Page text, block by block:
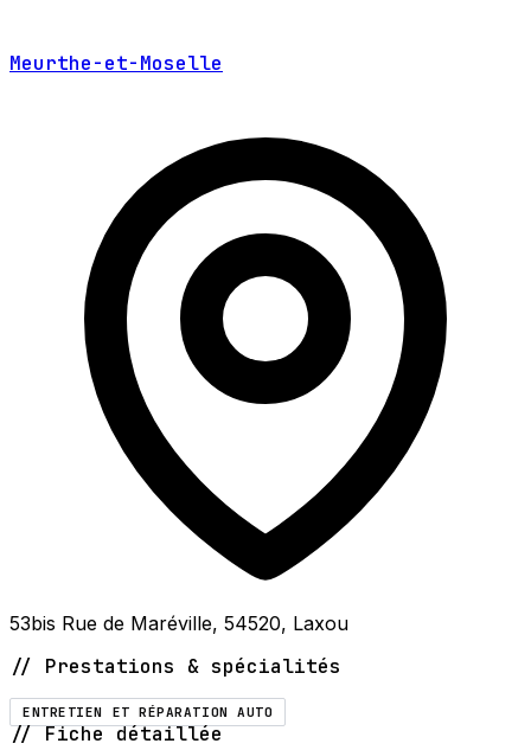
Meurthe-et-Moselle
53bis Rue de Maréville, 54520, Laxou
// Prestations & spécialités
ENTRETIEN ET RÉPARATION AUTO
// Fiche détaillée